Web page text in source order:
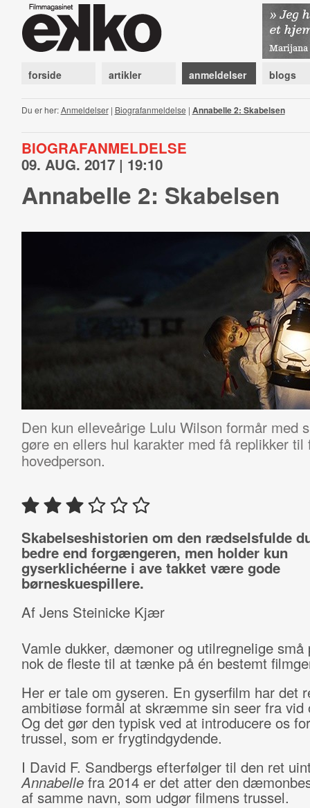
forside artikler anmeldelser blogs
Du er her:Anmeldelser| Biografanmeldelse | Annabelle 2: Skabelsen
BIOGRAFANMELDELSE
09. AUG. 2017 | 19:10
Annabelle 2: Skabelsen
Den kun elleveårige Lulu Wilson formår med
gøre en ellers hul karakter med få replikker
hovedperson.
Skabelseshistorien om den rædselsfulde
bedre end forgængeren, men holder kun
gyserklichéerne i ave takket være gode
børneskuespillere.
Af Jens Steinicke Kjær
Vamle dukker, dæmoner og utilregnelige små
nok de fleste til at tænke på én bestemt
Her er tale om gyseren. En gyserfilm har det
ambitiøse formål at skræmme sin seer fra vid
Og det gør den typisk ved at introducere os
trussel, som er frygtindgydende.
I David F. Sandbergs efterfølger til den ret
Annabellefra 2014 er det atter den
af samme navn, som udgør filmens trussel.